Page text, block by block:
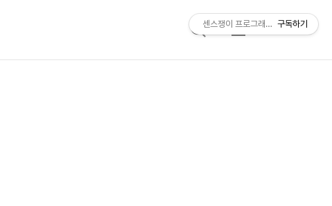
검
메
센스쟁이 프로그래머, 비트센스
구독하기